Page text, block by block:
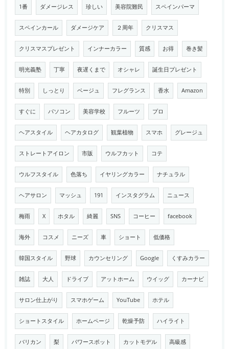
1番 ダメージレス 珍しい 美容院難民 スペインパーマ
スペインカール ダメージケア ２周年 クリスマス
クリスマスプレゼント インナーカラー 質感 お得 巻き髪
明光義塾 丁寧 夜遅くまで オシャレ 誕生日プレゼント
特別 しっとり ベージュ フレグランス 香水 Amazon
すぐに パソコン 美容学校 フルーツ プロ
ヘアスタイル ヘアカタログ 観葉植物 スマホ グレージュ
ストレートアイロン 市販 ウルフカット コテ
ウルフスタイル 色落ち イヤリングカラー ナチュラル
ヘアサロン マッシュ 191 インスタグラム ニュース
梅雨 X ホタル 綺麗 SNS コーヒー facebook
海外 コスメ ニーズ 車 ショート 低価格
韓国スタイル 野球 カウンセリング Google くすみカラー
雑誌 大人 ドライブ アットホーム ウイッグ カーナビ
サロン仕上がり スマホゲーム YouTube ホテル
ショートスタイル ホームページ 乾燥予防 ハイライト
バリカン 梨 パワースポット カットモデル 高級感